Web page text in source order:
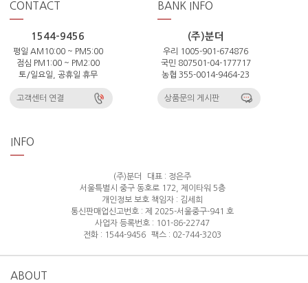
CONTACT
1544-9456
평일 AM10:00 ~ PM5:00
점심 PM1:00 ~ PM2:00
토/일요일, 공휴일 휴무
고객센터 연결
BANK INFO
(주)분더
우리 1005-901-674876
국민 807501-04-177717
농협 355-0014-9464-23
상품문의 게시판
INFO
(주)분더
대표 : 정은주
서울특별시 중구 동호로 172, 제이타워 5층
개인정보 보호 책임자 : 김세희
통신판매업신고번호 : 제 2025-서울중구-941 호
사업자 등록번호 : 101-86-22747
전화 : 1544-9456
팩스 : 02-744-3203
ABOUT